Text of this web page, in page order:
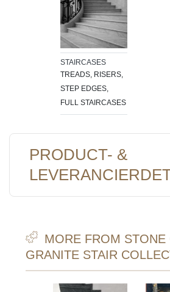
STAIRCASES
TREADS, RISERS,
STEP EDGES,
FULL STAIRCASES
PRODUCT- &
MORE FROM STONE
GRANITE STAIR